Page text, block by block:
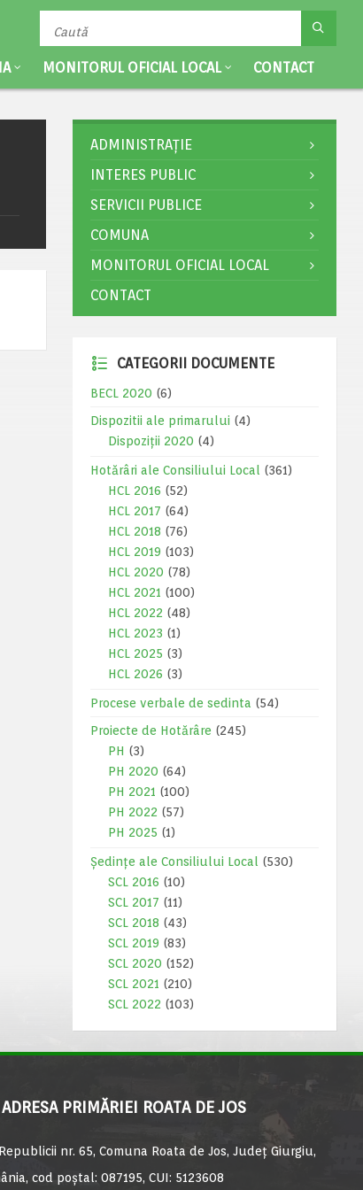
MONITORUL OFICIAL LOCAL CONTACT
ADMINISTRAȚIE
INTERES PUBLIC
SERVICII PUBLICE
COMUNA
MONITORUL OFICIAL LOCAL
CONTACT
CATEGORII DOCUMENTE
BECL 2020 (6)
Dispozitii ale primarului (4)
Dispoziții 2020 (4)
Hotărâri ale Consiliului Local
(361)
HCL 2016 (52)
HCL 2017 (64)
HCL 2018 (76)
HCL 2019 (103)
HCL 2020 (78)
HCL 2021 (100)
HCL 2022 (48)
HCL 2023 (1)
HCL 2025 (3)
HCL 2026 (3)
Procese verbale de sedinta (54)
Proiecte de Hotărâre (245)
PH (3)
PH 2020 (64)
PH 2021 (100)
PH 2022 (57)
PH 2025 (1)
Ședințe ale Consiliului Local
(530)
SCL 2016 (10)
SCL 2017 (11)
SCL 2018 (43)
SCL 2019 (83)
SCL 2020 (152)
SCL 2021 (210)
SCL 2022 (103)
ADRESA PRIMĂRIEI ROATA DE JOS
nr. 65, Comuna Roata de Jos, Județ Giurgiu,
cod poștal: 087195, CUI: 5123608